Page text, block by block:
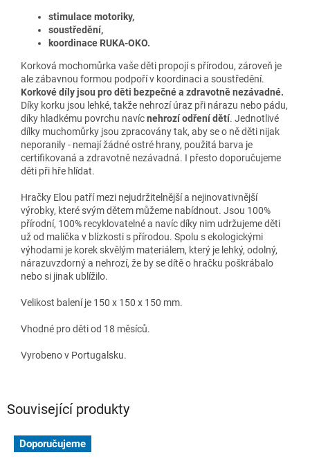
stimulace motoriky,
soustředění,
koordinace RUKA-OKO.
Korková mochomůrka vaše děti propojí s přírodou, zároveň je
ale zábavnou formou podpoří v koordinaci a soustředění.
Korkové díly jsou pro děti bezpečné a zdravotně nezávadné.
Díky korku jsou lehké, takže nehrozí úraz při nárazu nebo pádu,
díky hladkému povrchu navícnehrozí odření dětí. Jednotlivé
dílky muchomůrky jsou zpracovány tak, aby se o ně děti nijak
neporanily - nemají žádné ostré hrany, použitá barva je
certifikovaná a zdravotně nezávadná. I přesto doporučujeme
děti při hře hlídat.
Hračky Elou patří mezi nejudržitelnější a nejinovativnější
výrobky, které svým dětem můžeme nabídnout. Jsou 100%
přírodní, 100% recyklovatelné a navíc díky nim udržujeme děti
už od malička v blízkosti s přírodou. Spolu s ekologickými
výhodami je korek skvělým materiálem, který je lehký, odolný,
nárazuvzdorný a nehrozí, že by se dítě o hračku poškrábalo
nebo si jinak ublížilo.
Velikost balení je 150 x 150 x 150 mm.
Vhodné pro děti od 18 měsíců.
Vyrobeno v Portugalsku.
Související produkty
Doporučujeme